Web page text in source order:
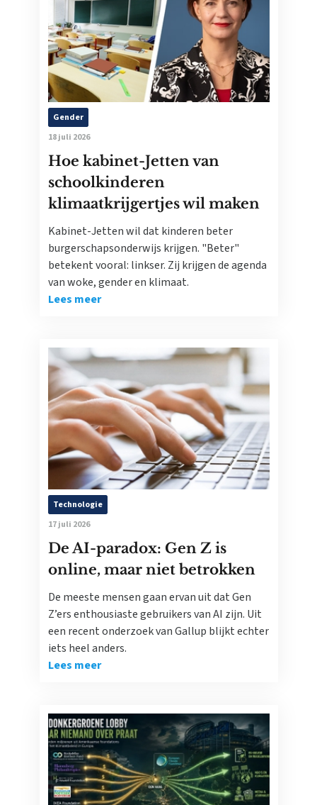
Gender
18 juli 2026
Hoe kabinet-Jetten van
schoolkinderen
klimaatkrijgertjes wil maken
Kabinet-Jetten wil dat kinderen beter
burgerschapsonderwijs krijgen. "Beter"
betekent vooral: linkser. Zij krijgen de agenda
van woke, gender en klimaat.
Lees meer
Technologie
17 juli 2026
De AI-paradox: Gen Z is
online, maar niet betrokken
De meeste mensen gaan ervan uit dat Gen
Z’ers enthousiaste gebruikers van AI zijn. Uit
een recent onderzoek van Gallup blijkt echter
iets heel anders.
Lees meer